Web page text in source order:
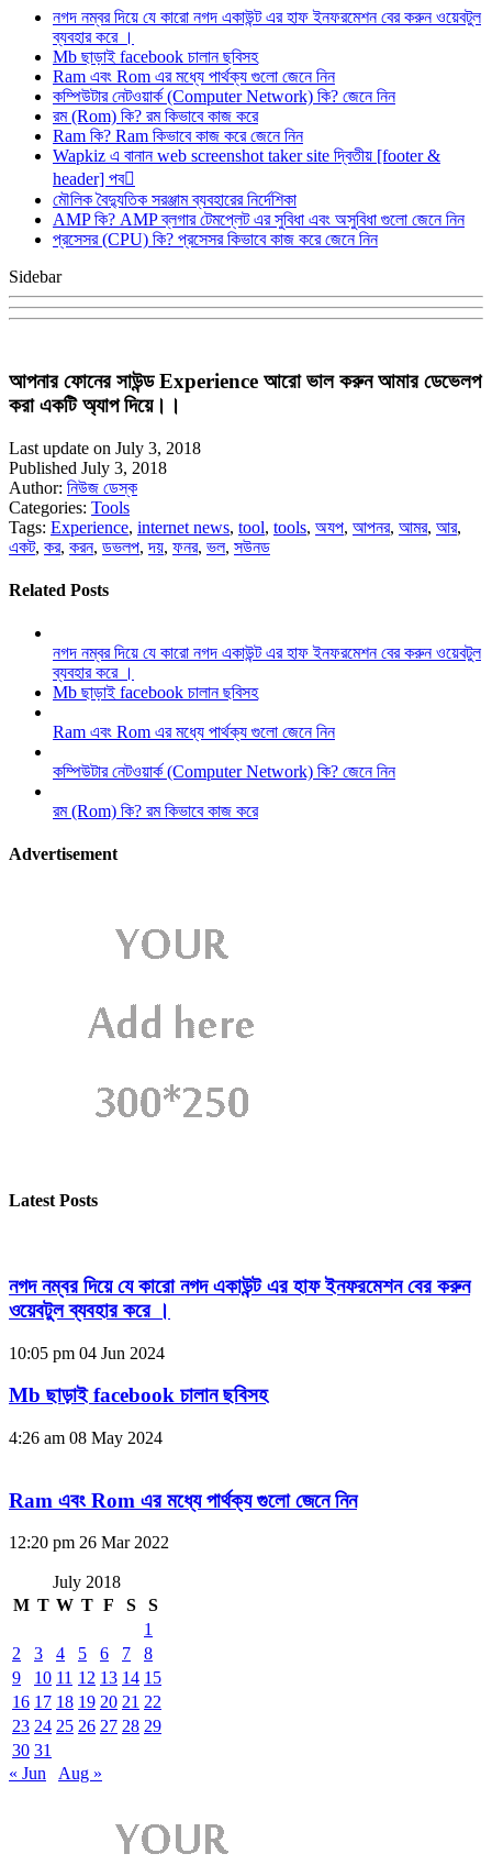
নগদ নম্বর দিয়ে যে কারো নগদ একাউন্ট এর হাফ ইনফরমেশন বের করুন ওয়েবটুল
ব্যবহার করে ।
Mb ছাড়াই facebook চালান ছবিসহ
Ram এবং Rom এর মধ্যে পার্থক্য গুলো জেনে নিন
কম্পিউটার নেটওয়ার্ক (Computer Network) কি? জেনে নিন
রম (Rom) কি? রম কিভাবে কাজ করে
Ram কি? Ram কিভাবে কাজ করে জেনে নিন
Wapkiz এ বানান web screenshot taker site দ্বিতীয় [footer &
header] পব
মৌলিক বৈদ্যুতিক সরঞ্জাম ব্যবহারের নির্দেশিকা
AMP কি? AMP ব্লগার টেমপ্লেট এর সুবিধা এবং অসুবিধা গুলো জেনে নিন
প্রসেসর (CPU) কি? প্রসেসর কিভাবে কাজ করে জেনে নিন
Sidebar
আপনার ফোনের সাউন্ড Experience আরো ভাল করুন আমার ডেভেলপ
করা একটি অ্যাপ দিয়ে।।
Last update on July 3, 2018
Published July 3, 2018
Author: নিউজ ডেস্ক
Categories: Tools
Tags: Experience, internet news, tool, tools, অযপ, আপনর, আমর, আর,
একট, কর, করন, ডভলপ,দয়, ফনর, ভল, সউনড
Related Posts
নগদ নম্বর দিয়ে যে কারো নগদ একাউন্ট এর হাফ ইনফরমেশন বের করুন ওয়েবটুল
ব্যবহার করে ।
Mb ছাড়াই facebook চালান ছবিসহ
Ram এবং Rom এর মধ্যে পার্থক্য গুলো জেনে নিন
কম্পিউটার নেটওয়ার্ক (Computer Network) কি? জেনে নিন
রম (Rom) কি? রম কিভাবে কাজ করে
Advertisement
Latest Posts
নগদ নম্বর দিয়ে যে কারো নগদ একাউন্ট এর হাফ ইনফরমেশন বের করুন
ওয়েবটুল ব্যবহার করে ।
10:05 pm 04 Jun 2024
Mb ছাড়াই facebook চালান ছবিসহ
4:26 am 08 May 2024
Ram এবং Rom এর মধ্যে পার্থক্য গুলো জেনে নিন
12:20 pm 26 Mar 2022
July 2018
M T W T F S
S
1
2
3 4 5 6 7
8
9
10 11 12 13 14 15
16 17 18 19 20 21 22
23 24 25 26 27 28 29
30 31
« Jun
Aug »